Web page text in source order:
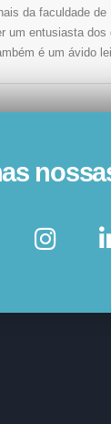
da faculdade
um entusiasta
é um ávido